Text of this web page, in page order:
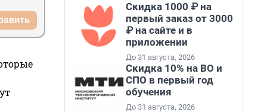
Скидка 1000 ₽ на
первый заказ от 3000
₽ на сайте и в
приложении
До 31 августа, 2026
Скидка 10% на ВО и
СПО в первый год
обучения
До 31 августа, 2026